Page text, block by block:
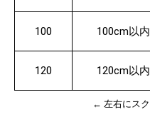
100 100cm以内
120 120cm以内
← 左右にス